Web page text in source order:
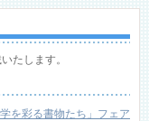
たします。
を彩る書物たち」フェア